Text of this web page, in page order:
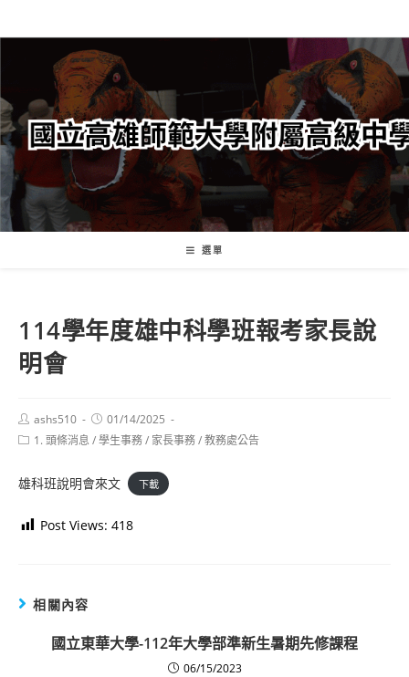
轉
要
內
容
選單
114學年度雄中科學班報考家長說
明會
Post
author:
ashs510
Post
published:
01/14/2025
Post1. 頭條消息 /學生事務/ 家長事務/教務處公告
雄科班說明會來文 下載
Post Views: 418
相關內容
國立東華大學-112年大學部準新生暑期先修課程
06/15/2023